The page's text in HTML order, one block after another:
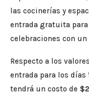
las cocinerías y
entrada gratuita
celebraciones con
Respecto a los
entrada para los días
tendrá un costo de